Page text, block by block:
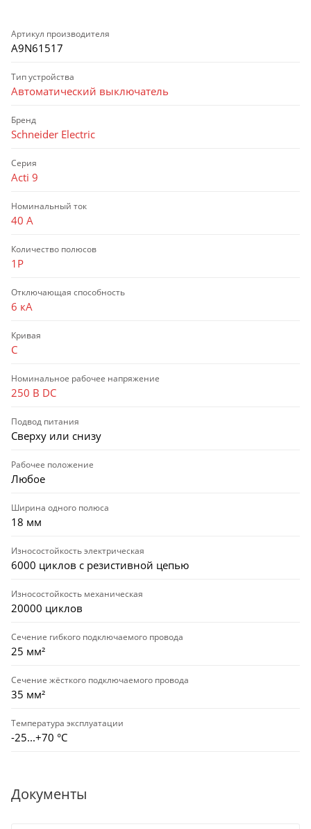
Артикул производителя
A9N61517
Тип устройства
Автоматический выключатель
Бренд
Schneider Electric
Серия
Acti 9
Номинальный ток
40 А
Количество полюсов
1P
Отключающая способность
6 кА
Кривая
C
Номинальное рабочее напряжение
250 В DC
Подвод питания
Сверху или снизу
Рабочее положение
Любое
Ширина одного полюса
18 мм
Износостойкость электрическая
6000 циклов с резистивной цепью
Износостойкость механическая
20000 циклов
Сечение гибкого подключаемого провода
25 мм²
Сечение жёсткого подключаемого провода
35 мм²
Температура эксплуатации
-25...+70 °С
Документы